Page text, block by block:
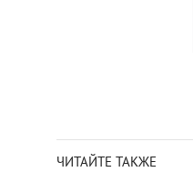
ЧИТАЙТЕ ТАКЖЕ